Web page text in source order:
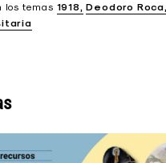
los temas 1918 Deodoro Roca